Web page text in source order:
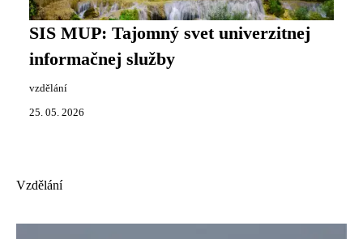
SIS MUP: Tajomný svet univerzitnej
informačnej služby
vzdělání
25. 05. 2026
Vzdělání